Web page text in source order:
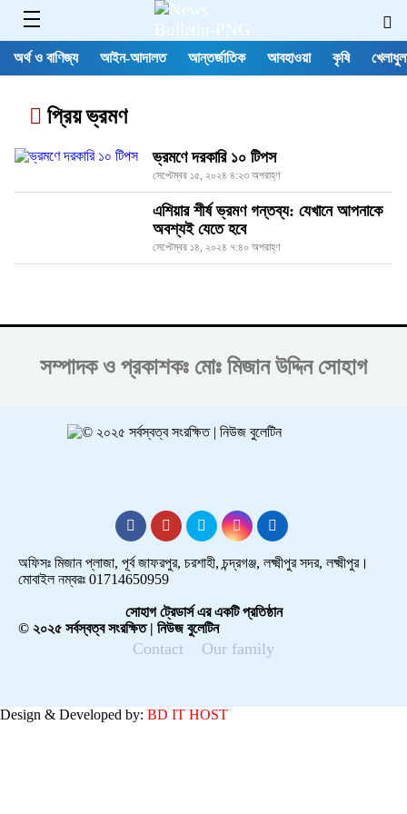
অর্থ ও বাণিজ্য আইন-আদালত আন্তর্জাতিক আবহাওয়া কৃষি
প্রিয় ভ্রমণ
ভ্রমণে দরকারি ১০ টিপস
সেপ্টেম্বর ১৫, ২০২৪ ৪:২৩ অপরাহ্ণ
এশিয়ার শীর্ষ ভ্রমণ গন্তব্য: যেখানে আপনাকে
অবশ্যই যেতে হবে
সেপ্টেম্বর ১৪, ২০২৪ ৭:৪০ অপরাহ্ণ
সম্পাদক ও প্রকাশকঃ মোঃ মিজান উদ্দিন সোহাগ
অফিসঃ মিজান প্লাজা, পূর্ব জাফরপুর, চরশাহী, চন্দ্রগঞ্জ, লক্ষ্মীপুর সদর, লক্ষ্মীপুর।
মোবাইল নম্বরঃ 01714650959
সোহাগ ট্রেডার্স এর একটি প্রতিষ্ঠান
© ২০২৫ সর্বস্বত্ব সংরক্ষিত | নিউজ বুলেটিন
Contact Our family
Design & Developed by: BD IT HOST